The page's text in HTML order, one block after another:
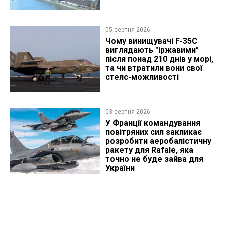
05 серпня 2026
Чому винищувачі F-35C
виглядають "іржавими"
після понад 210 днів у морі,
та чи втратили вони свої
стелс-можливості
03 серпня 2026
У Франції командування
повітряних сил закликає
розробити аеробалістичну
ракету для Rafale, яка
точно не буде зайва для
України